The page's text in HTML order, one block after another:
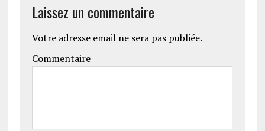
Laissez un commentaire
Votre adresse email ne sera pas publiée.
Commentaire